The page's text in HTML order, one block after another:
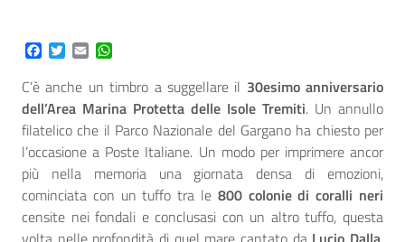
Facebook
Twitter
Email
C’è anche un timbro a suggellare il 30esimo anniversario
dell’Area Marina Protetta delle Isole Tremiti. Un annullo
filatelico che il Parco Nazionale del Gargano ha chiesto per
l’occasione a Poste Italiane. Un modo per imprimere ancor
più nella memoria una giornata densa di emozioni,
cominciata con un tuffo tra le 800 colonie di coralli neri
censite nei fondali e conclusasi con un altro tuffo, questa